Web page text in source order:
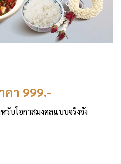
า 999.-
รับโอกาสมงคลแบบจริงจัง